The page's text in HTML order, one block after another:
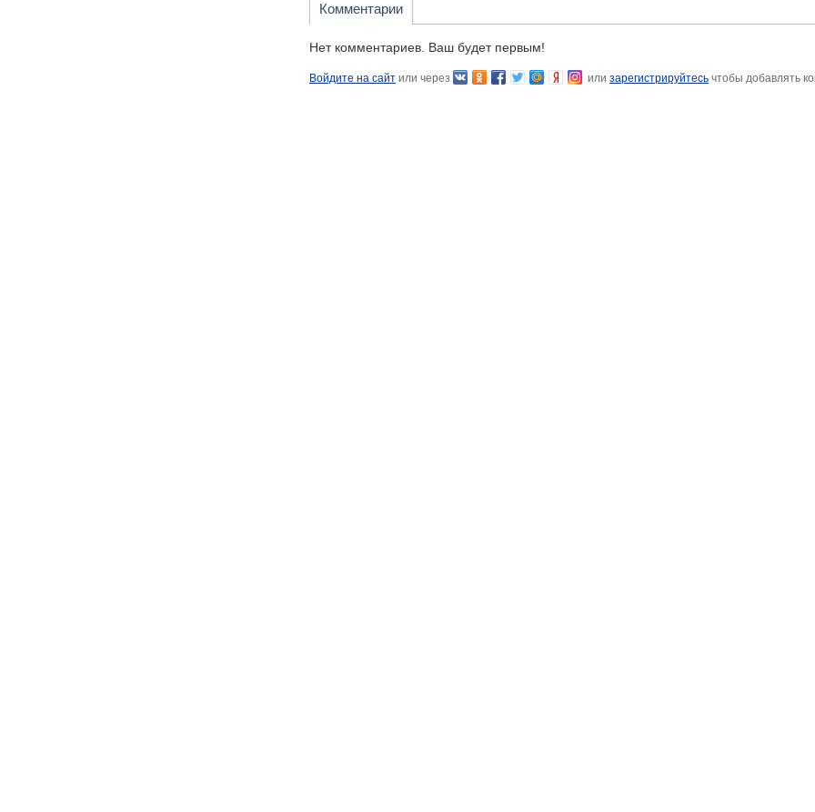
Комментарии
Нет комментариев. Ваш будет первым!
Войдите на сайт или через или зарегистрируйтесь чтобы добавлять